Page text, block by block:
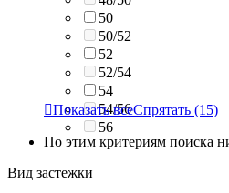
50
50/52
52
52/54
54
54/56
56
Показать всеСпрятать (15)
По этим критериям поиска
Вид застежки